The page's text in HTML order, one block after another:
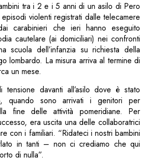
tra i 2 e i 5 anni di un asilo di Pero
violenti registrati dalle telecamere
carabinieri che ieri hanno eseguito
cautelare (ai domiciliari) nei confronti
scuola dell’infanzia su richiesta della
lombardo. La misura arriva al termine di
un mese.
tensione davanti all’asilo dove è stato
quando sono arrivati i genitori per
fine delle attività pomeridiane. Per
era uscita una delle collaboratrici
con i familiari. “Ridateci i nostri bambini
in tanti – non ci crediamo che qui
di nulla”.